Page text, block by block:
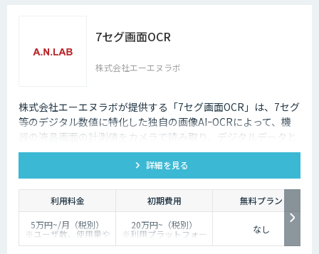
7セグ画面OCR
株式会社エーエヌラボ
株式会社エーエヌラボが提供する「7セグ画面OCR」は、7セグ
等のデジタル数値に特化した独自の画像AIｰOCRによって、機
器の液晶画面の計測値をカメラで読み取り、デジタルデータと
して記録するサービスです
詳細を見る
利用料金 初期費用
無料プラン
5万円~/月（税別）
※ユーザ数、使用量や
カスタマイズ要望に応
20万円~（税別）
※利用プラットフォー
ムや必要なチューニン
なし